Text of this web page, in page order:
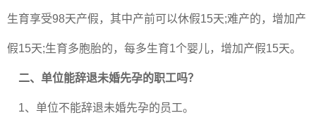
生育享受98天产假，其中产前可以休假15天;难产的，增加产
假15天;生育多胞胎的，每多生育1个婴儿，增加产假15天。
二、单位能辞退未婚先孕的职工吗？
1、单位不能辞退未婚先孕的员工。